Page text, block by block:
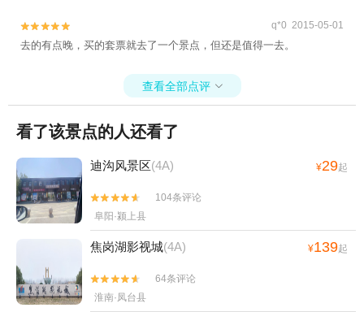

 q*0 2015-05-01
去的有点晚，买的套票就去了一个景点，但还是值得一去。
查看全部点评 
看了该景点的人还看了
迪沟风景区(4A) ¥29起


104条评论
阜阳·颍上县
焦岗湖影视城(4A) ¥139起


64条评论
淮南·凤台县